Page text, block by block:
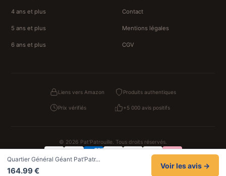
4 ans et plus
5 ans et plus
6 ans et plus
Contact
Mentions légales
CGV
Liens vers Amazon Produits authentiques
Prix vérifiés +5 000 avis positifs
© 2026 Pat'Patrouille. Tous droits réservés.
ConfidentialitéCGV Mentions légales
Quartier Général Géant Pat’Patr…
164.99 €
Voir les avis →